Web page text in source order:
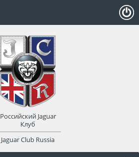
Российский Jaguar
Клуб
Jaguar Club Russia